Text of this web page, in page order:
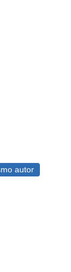
autor